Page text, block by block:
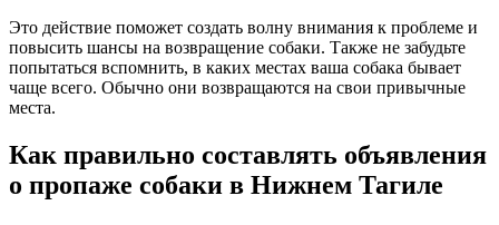
Это действие поможет создать волну внимания к проблеме и
повысить шансы на возвращение собаки. Также не забудьте
попытаться вспомнить, в каких местах ваша собака бывает
чаще всего. Обычно они возвращаются на свои привычные
места.
Как правильно составлять объявления
о пропаже собаки в Нижнем Тагиле